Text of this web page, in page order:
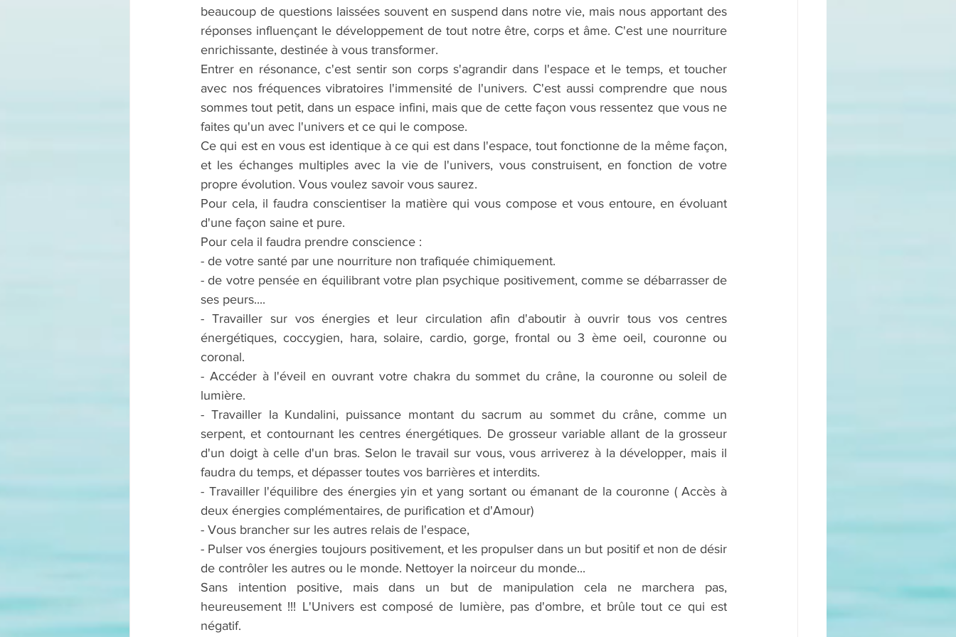
beaucoup de questions laissées souvent en suspend dans notre vie, mais nous apportant des
réponses influençant le développement de tout notre être, corps et âme. C'est une nourriture
enrichissante, destinée à vous transformer.
Entrer en résonance, c'est sentir son corps s'agrandir dans l'espace et le temps, et toucher
avec nos fréquences vibratoires l'immensité de l'univers. C'est aussi comprendre que nous
sommes tout petit, dans un espace infini, mais que de cette façon vous ressentez que vous ne
faites qu'un avec l'univers et ce qui le compose.
Ce qui est en vous est identique à ce qui est dans l'espace, tout fonctionne de la même façon,
et les échanges multiples avec la vie de l'univers, vous construisent, en fonction de votre
propre évolution. Vous voulez savoir vous saurez.
Pour cela, il faudra conscientiser la matière qui vous compose et vous entoure, en évoluant
d'une façon saine et pure.
Pour cela il faudra prendre conscience :
- de votre santé par une nourriture non trafiquée chimiquement.
- de votre pensée en équilibrant votre plan psychique positivement, comme se débarrasser de
ses peurs....
- Travailler sur vos énergies et leur circulation afin d'aboutir à ouvrir tous vos centres
énergétiques, coccygien, hara, solaire, cardio, gorge, frontal ou 3 ème oeil, couronne ou
coronal.
- Accéder à l'éveil en ouvrant votre chakra du sommet du crâne, la couronne ou soleil de
lumière.
- Travailler la Kundalini, puissance montant du sacrum au sommet du crâne, comme un
serpent, et contournant les centres énergétiques. De grosseur variable allant de la grosseur
d'un doigt à celle d'un bras. Selon le travail sur vous, vous arriverez à la développer, mais il
faudra du temps, et dépasser toutes vos barrières et interdits.
- Travailler l'équilibre des énergies yin et yang sortant ou émanant de la couronne ( Accès à
deux énergies complémentaires, de purification et d'Amour)
- Vous brancher sur les autres relais de l'espace,
- Pulser vos énergies toujours positivement, et les propulser dans un but positif et non de désir
de contrôler les autres ou le monde. Nettoyer la noirceur du monde...
Sans intention positive, mais dans un but de manipulation cela ne marchera pas,
heureusement !!! L'Univers est composé de lumière, pas d'ombre, et brûle tout ce qui est
négatif.